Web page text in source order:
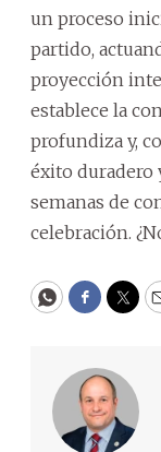
un proceso
partido,
proyección
establece la
profundiza y,
éxito duradero
semanas de
celebración.
WhatsApp